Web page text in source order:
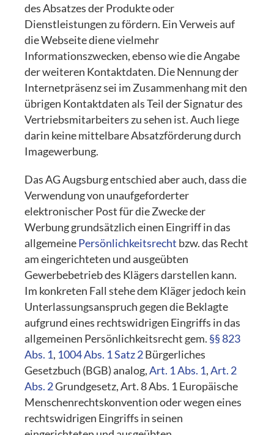
des Absatzes der Produkte oder
Dienstleistungen zu fördern. Ein Verweis auf
die Webseite diene vielmehr
Informationszwecken, ebenso wie die Angabe
der weiteren Kontaktdaten. Die Nennung der
Internetpräsenz sei im Zusammenhang mit den
übrigen Kontaktdaten als Teil der Signatur des
Vertriebsmitarbeiters zu sehen ist. Auch liege
darin keine mittelbare Absatzförderung durch
Imagewerbung.
Das AG Augsburg entschied aber auch, dass die
Verwendung von unaufgeforderter
elektronischer Post für die Zwecke der
Werbung grundsätzlich einen Eingriff in das
allgemeinePersönlichkeitsrecht bzw. das Recht
am eingerichteten und ausgeübten
Gewerbebetrieb des Klägers darstellen kann.
Im konkreten Fall stehe dem Kläger jedoch kein
Unterlassungsanspruch gegen die Beklagte
aufgrund eines rechtswidrigen Eingriffs in das
allgemeinen Persönlichkeitsrecht gem. §§ 823
Abs. 1, 1004 Abs. 1 Satz 2Bürgerliches
Gesetzbuch (BGB) analog,Art. 1 Abs. 1,Art. 2
Abs. 2Grundgesetz, Art. 8 Abs. 1 Europäische
Menschenrechtskonvention oder wegen eines
rechtswidrigen Eingriffs in seinen